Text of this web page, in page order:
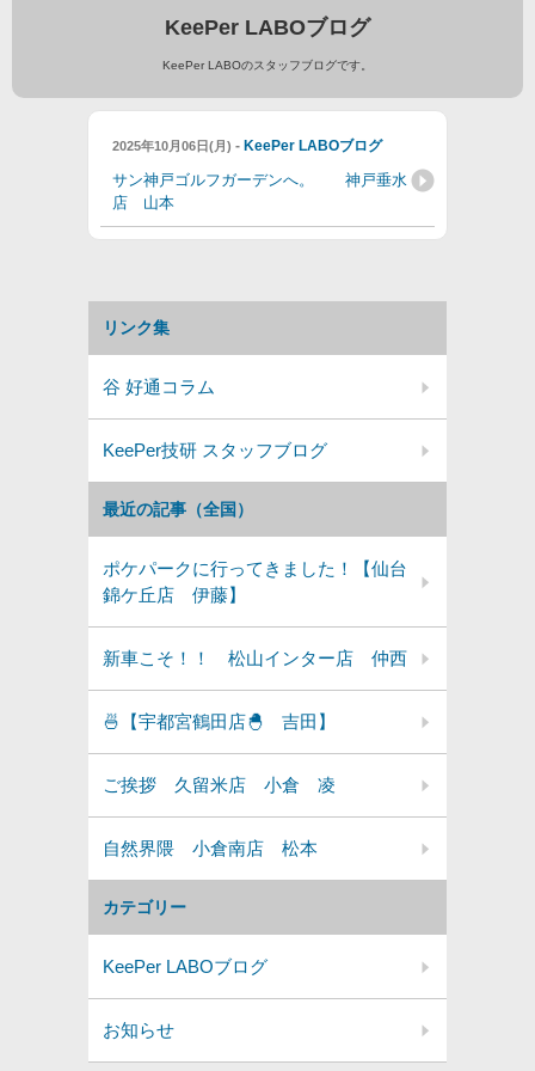
KeePer LABOブログ
KeePer LABOのスタッフブログです。
2025年10月06日(月) - KeePer LABOブログ
サン神戸ゴルフガーデンへ。 神戸垂水
店 山本
カテゴリー
KeePer LABOブログ
お知らせ
最近の記事（全国）
ポケパークに行ってきました！【仙台
錦ケ丘店 伊藤】
新車こそ！！ 松山インター店 仲西
🍜【宇都宮鶴田店🐣 吉田】
ご挨拶 久留米店 小倉 凌
自然界隈 小倉南店 松本
リンク集
谷 好通コラム
KeePer技研 スタッフブログ